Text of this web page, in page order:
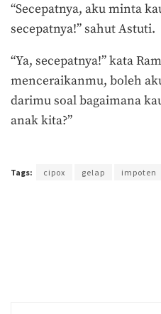
“Secepatnya, aku minta
secepatnya!” sahut Astuti.
“Ya, secepatnya!” kata
menceraikanmu, boleh
darimu soal bagaimana
anak kita?”
Tags: cipox gelap impoten